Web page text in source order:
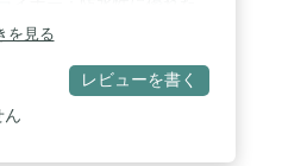
ィナイロン
を見る
レビューを書く
ん